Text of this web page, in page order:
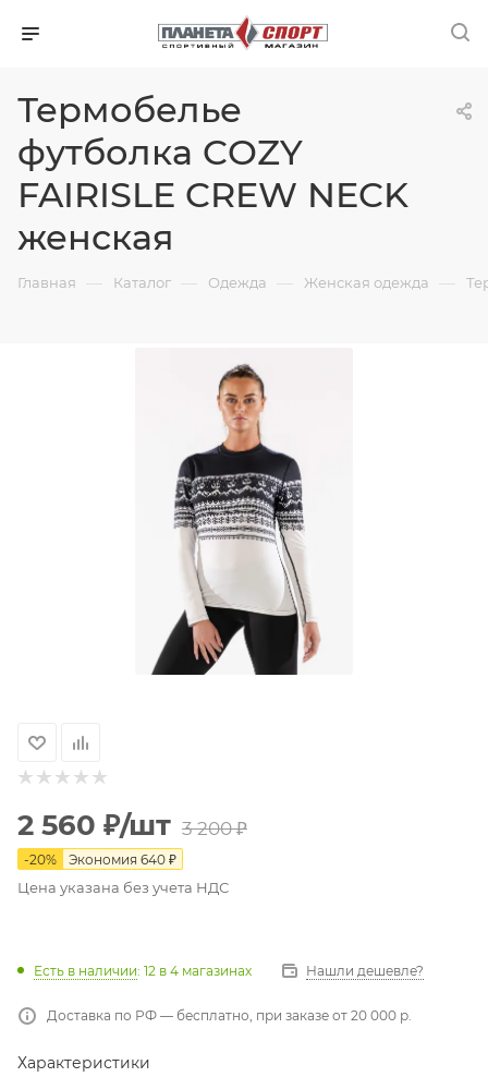
Термобелье
футболка COZY
FAIRISLE CREW NECK
женская
Главная — Каталог — Одежда — Женская одежда —
2 560 ₽/шт 3 200₽
-20% Экономия 640 ₽
Цена указана без учета НДС
Есть в наличии: 12 в 4 магазинах Нашли дешевле?
Доставка по РФ — бесплатно, при заказе от 20 000 р.
Характеристики